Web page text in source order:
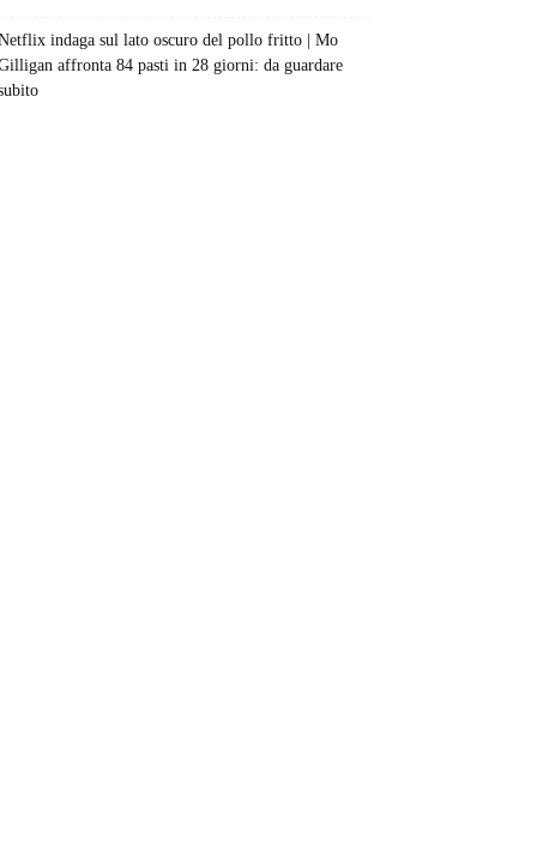
indaga sul lato oscuro del pollo fritto | Mo
affronta 84 pasti in 28 giorni: da guardare